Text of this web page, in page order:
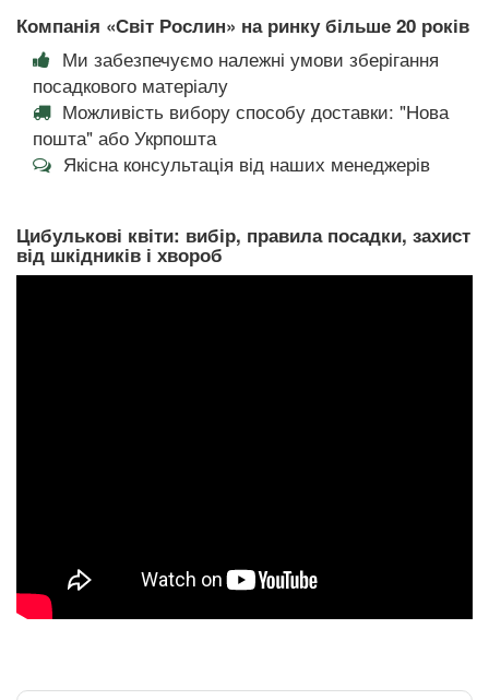
Компанія «Світ Рослин» на ринку більше 20 років
Ми забезпечуємо належні умови зберігання
посадкового матеріалу
Можливість вибору способу доставки: "Нова
пошта" або Укрпошта
Якісна консультація від наших менеджерів
Цибулькові квіти: вибір, правила посадки, захист
від шкідників і хвороб